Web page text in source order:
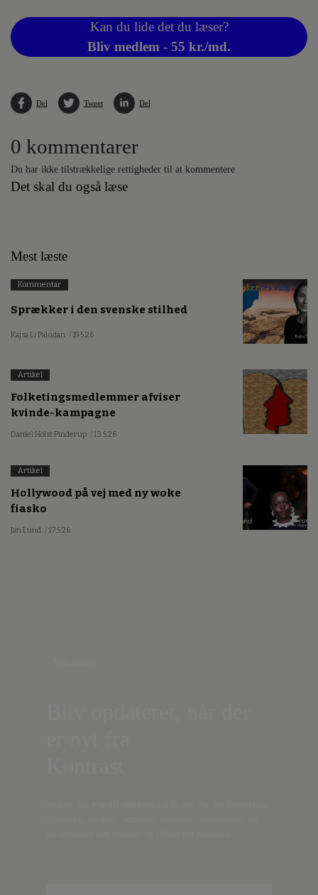
Kan du lide det du læser?
Bliv medlem - 55 kr./md.
Del Tweet Del
0 kommentarer
Du har ikke tilstrækkelige rettigheder til at kommentere
Det skal du også læse
Mest læste
Kommentar
Sprækker i den svenske stilhed
Kajsa Li Paludan / 19.5.26
Artikel
Folketingsmedlemmer afviser
kvinde-kampagne
Daniel Holst Pinderup / 13.5.26
Artikel
Hollywood på vej med ny woke
fiasko
Jan Lund / 17.5.26